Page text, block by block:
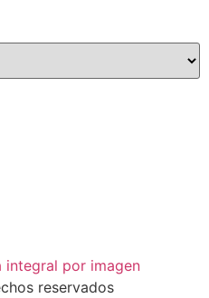
reservados